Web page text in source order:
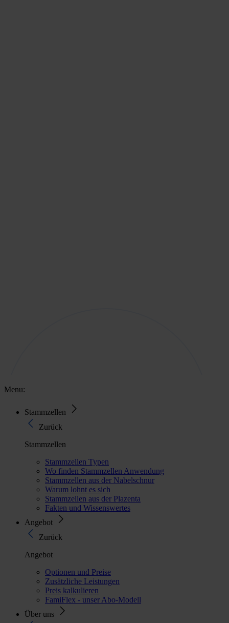
Menu:
Stammzellen
Zurück
Stammzellen
Stammzellen Typen
Wo finden Stammzellen Anwendung
Stammzellen aus der Nabelschnur
Warum lohnt es sich
Stammzellen aus der Plazenta
Fakten und Wissenswertes
Angebot
Zurück
Angebot
Optionen und Preise
Zusätzliche Leistungen
Preis kalkulieren
FamiFlex - unser Abo-Modell
Über uns